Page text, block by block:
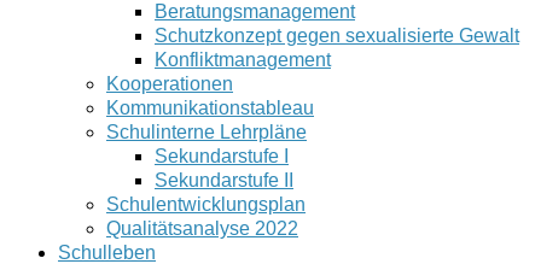
Beratungsmanagement
Schutzkonzept gegen sexualisierte Gewalt
Konfliktmanagement
Kooperationen
Kommunikationstableau
Schulinterne Lehrpläne
Sekundarstufe I
Sekundarstufe II
Schulentwicklungsplan
Qualitätsanalyse 2022
Schulleben